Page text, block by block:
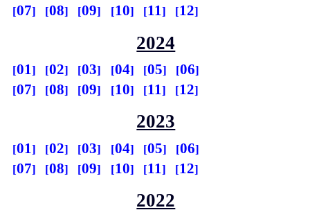
07
08 09 10 11 12
2024
01 02 03 04 05
06
07
08 09 10 11 12
2023
01 02 03 04 05
06
07
08 09 10 11 12
2022